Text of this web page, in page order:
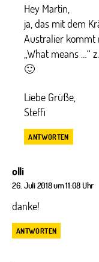
Hey Martin,
ja, das mit dem
Australier kommt
„What means …“
🙂
Liebe Grüße,
Steffi
ANTWORTEN
ollisagt:
26. Juli 2018 um 11:08 Uhr
danke!
ANTWORTEN